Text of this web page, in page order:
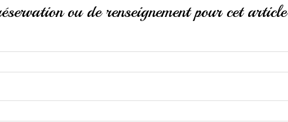
ou de renseignement pour cet article